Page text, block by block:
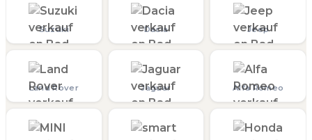
Suzuki Dacia Jeep
Land Rover Jaguar Alfa Romeo